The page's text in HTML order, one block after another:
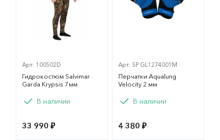
Арт: 100502D
Гидрокостюм Salvimar
Garda Krypsis 7мм
ВариантВ наличии
33 990 ₽
Арт: SP GL1274001M
Перчатки Aqualung
Velocity 2 мм
ВариантВ наличии
4 380 ₽